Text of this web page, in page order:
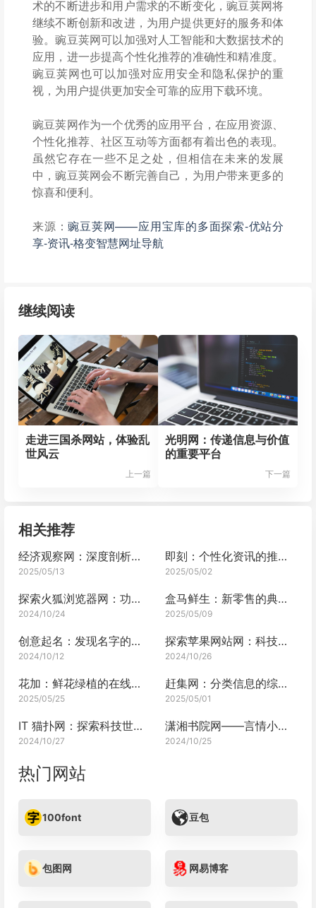
术的不断进步和用户需求的不断变化，豌豆荚网将
继续不断创新和改进，为用户提供更好的服务和体
验。豌豆荚网可以加强对人工智能和大数据技术的
应用，进一步提高个性化推荐的准确性和精准度。
豌豆荚网也可以加强对应用安全和隐私保护的重
视，为用户提供更加安全可靠的应用下载环境。
豌豆荚网作为一个优秀的应用平台，在应用资源、
个性化推荐、社区互动等方面都有着出色的表现。
虽然它存在一些不足之处，但相信在未来的发展
中，豌豆荚网会不断完善自己，为用户带来更多的
惊喜和便利。
来源：豌豆荚网——应用宝库的多面探索-优站分
享-资讯-格变智慧网址导航
继续阅读
走进三国杀网站，体验乱
世风云
上一篇
光明网：传递信息与价值
的重要平台
下一篇
相关推荐
经济观察网：深度剖析经济的宝藏平台
2025/05/13
即刻：个性化资讯的推送专家
2025/05/02
探索火狐浏览器网：功能强大的互联网入口
2024/10/24
盒马鲜生：新零售的典范之作
2025/05/09
创意起名：发现名字的无限可能
2024/10/12
探索苹果网站网：科技与艺术的完美融合
2024/10/26
花加：鲜花绿植的在线花店，让生活绽放多彩
2025/05/25
赶集网：分类信息的综合平台
2025/05/01
IT 猫扑网：探索科技世界的宝藏之地
2024/10/27
潇湘书院网——言情小说的梦幻乐园
2024/10/25
热门网站
100font 豆包
包图网 网易博客